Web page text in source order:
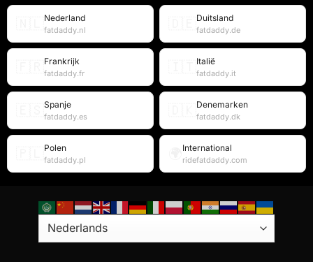
Nederland
fatdaddy.nl
Duitsland
fatdaddy.de
Frankrijk
fatdaddy.fr
Italië
fatdaddy.it
Spanje
fatdaddy.es
Denemarken
fatdaddy.dk
Polen
fatdaddy.pl
International
ridefatdaddy.com